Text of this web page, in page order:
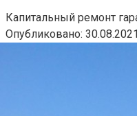
Капитальный ремонт
Опубликовано: 30.08.2021